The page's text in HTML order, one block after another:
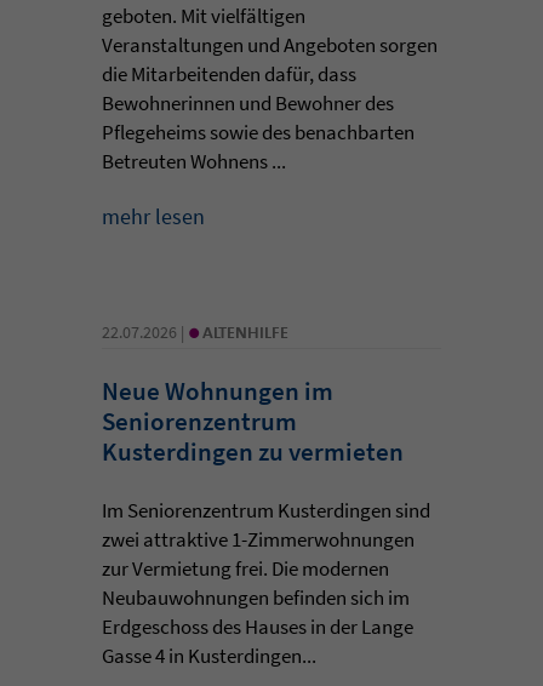
geboten. Mit vielfältigen
Veranstaltungen und Angeboten sorgen
die Mitarbeitenden dafür, dass
Bewohnerinnen und Bewohner des
Pflegeheims sowie des benachbarten
Betreuten Wohnens ...
mehr lesen
22.07.2026 | • ALTENHILFE
Neue Wohnungen im
Seniorenzentrum
Kusterdingen zu vermieten
Im Seniorenzentrum Kusterdingen sind
zwei attraktive 1-Zimmerwohnungen
zur Vermietung frei. Die modernen
Neubauwohnungen befinden sich im
Erdgeschoss des Hauses in der Lange
Gasse 4 in Kusterdingen...